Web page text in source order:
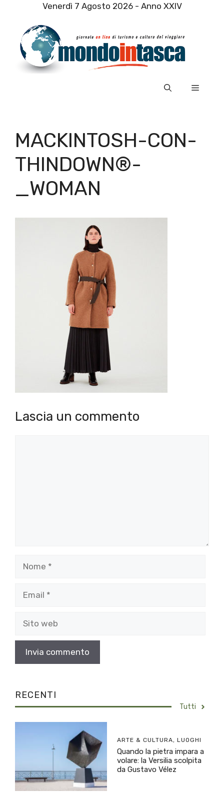
contenuto
Venerdì 7 Agosto 2026 - Anno XXIV
Menu
MACKINTOSH-CON-
THINDOWN®-
_WOMAN
Lascia un commento
RECENTI
Tutti
ARTE & CULTURA, LUOGHI
Quando la pietra impara a
volare: la Versilia scolpita
da Gustavo Vélez